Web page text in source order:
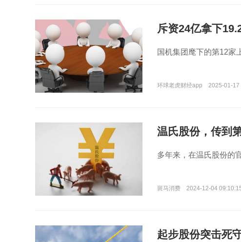
斥资24亿拿下
国机集团麾下的第12家
环球老虎财经app 2025-01-17
温氏股份，传到
多年来，在温氏股份的
斑马消费 2024-12-04
起步股份突击死